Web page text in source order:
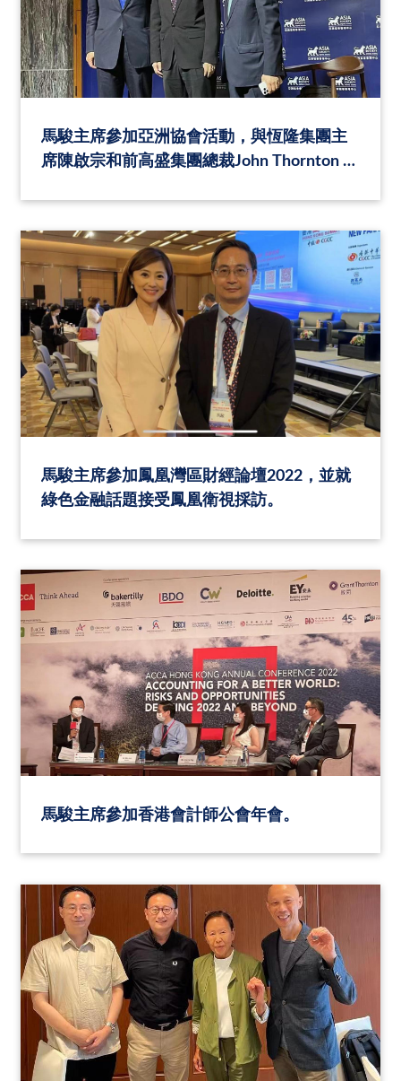
馬駿主席參加亞洲協會活動，與恆隆集團主
席陳啟宗和前高盛集團總裁John Thornton 對
馬駿主席參加鳳凰灣區財經論壇2022，並就
綠色金融話題接受鳳凰衛視採訪。
馬駿主席參加香港會計師公會年會。